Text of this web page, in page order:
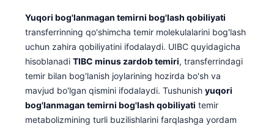
Yuqori bog'lanmagan temirni bog'lash qobiliyati
transferrinning qo'shimcha temir molekulalarini bog'lash
uchun zahira qobiliyatini ifodalaydi. UIBC quyidagicha
hisoblanadi TIBC minus zardob temiri, transferrindagi
temir bilan bog'lanish joylarining hozirda bo'sh va
mavjud bo'lgan qismini ifodalaydi. Tushunish yuqori
bog'lanmagan temirni bog'lash qobiliyati temir
metabolizmining turli buzilishlarini farqlashga yordam